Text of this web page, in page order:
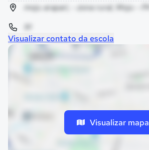
moju arapari, - zona rural, Moju - PA
Visualizar contato da escola
Visualizar mapa